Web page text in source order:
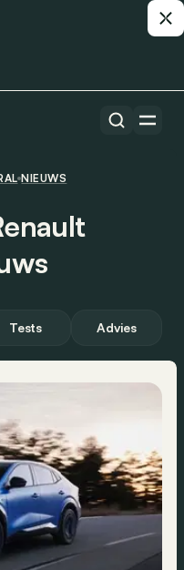
NIEUWS
Tests Advies